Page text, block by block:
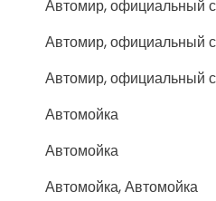
Автомир, официальный
Автомир, официальный
Автомир, официальный
Автомойка
Автомойка
Автомойка, Автомойка